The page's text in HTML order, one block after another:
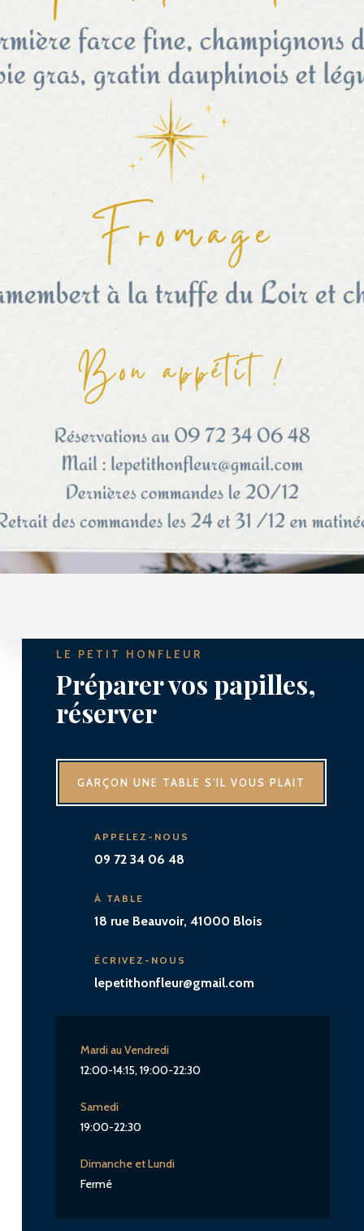
LE PETIT HONFLEUR
Préparer vos papilles,
réserver
GARÇON UNE TABLE S'IL VOUS PLAIT
APPELEZ-NOUS
09 72 34 06 48
À TABLE
18 rue Beauvoir, 41000 Blois
ÉCRIVEZ-NOUS
lepetithonfleur@gmail.com
Mardi au Vendredi
12:00-14:15, 19:00-22:30
Samedi
19:00-22:30
Dimanche et Lundi
Fermé